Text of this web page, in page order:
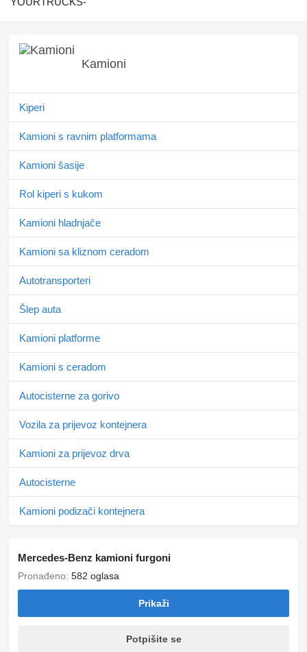
Kamioni
Kiperi
Kamioni s ravnim platformama
Kamioni šasije
Rol kiperi s kukom
Kamioni hladnjače
Kamioni sa kliznom ceradom
Autotransporteri
Šlep auta
Kamioni platforme
Kamioni s ceradom
Autocisterne za gorivo
Vozila za prijevoz kontejnera
Kamioni za prijevoz drva
Autocisterne
Kamioni podizači kontejnera
Mercedes-Benz kamioni furgoni
Pronađeno: 582 oglasa
Prikaži
Potpišite se